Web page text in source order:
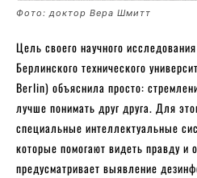
Фото: доктор Вера Шмитт
Цель своего научного
Берлинского технического
Berlin) объяснила просто:
лучше понимать друг друга. Для
специальные интеллектуальные
которые помогают видеть правду и
предусматривает выявление